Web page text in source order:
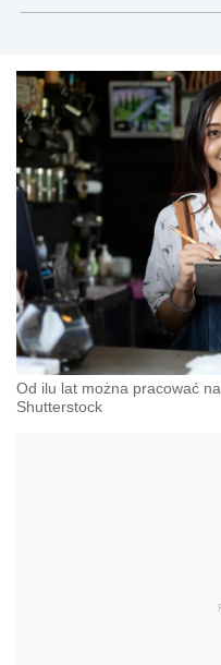
Od ilu lat można pracować
Shutterstock